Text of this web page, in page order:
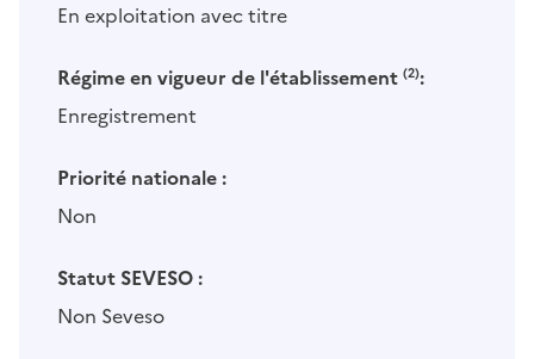
En exploitation avec titre
Régime en vigueur de l'établissement (2):
Enregistrement
Priorité nationale :
Non
Statut SEVESO :
Non Seveso